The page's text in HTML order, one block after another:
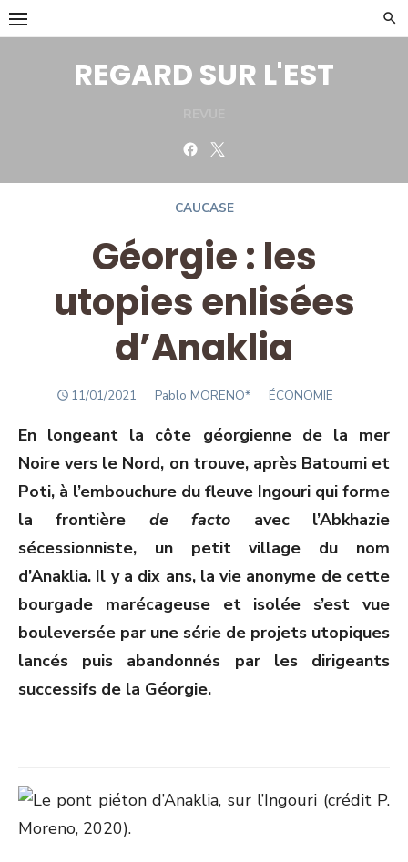
Skip
to
REGARD SUR L'EST
Facebook
CAUCASE
Géorgie : les
utopies enlisées
d’Anaklia
POSTED
11/01/2021 Author
Pablo MORENO* ÉCONOMIE
En longeant la côte géorgienne de la mer
Noire vers le Nord, on trouve, après Batoumi et
Poti, à l’embouchure du fleuve Ingouri qui forme
la frontière de facto avec l’Abkhazie
sécessionniste, un petit village du nom
d’Anaklia. Il y a dix ans, la vie anonyme de cette
bourgade marécageuse et isolée s’est vue
bouleversée par une série de projets utopiques
lancés puis abandonnés par les dirigeants
successifs de la Géorgie.